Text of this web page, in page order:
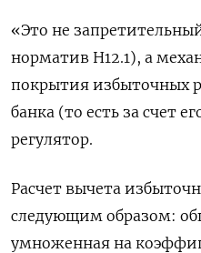
«Это не
норматив Н12.1), а
покрытия избыточных
банка (то есть за счет
регулятор.
Расчет вычета
следующим образом:
умноженная на